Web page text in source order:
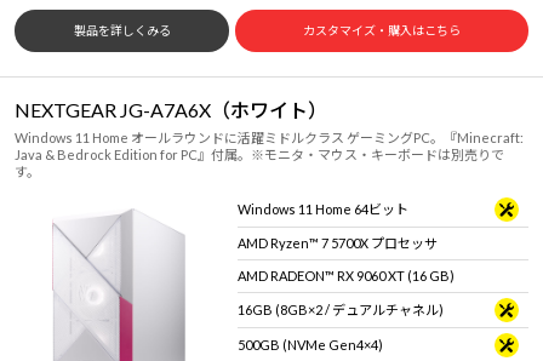
製品を詳しくみる カスタマイズ・購入はこちら
NEXTGEAR JG-A7A6X（ホワイト）
Windows 11 Home オールラウンドに活躍ミドルクラス ゲーミングPC。『Minecraft:
Java & Bedrock Edition for PC』付属。※モニタ・マウス・キーボードは別売りで
す。
Windows 11 Home 64ビット
AMD Ryzen™ 7 5700X プロセッサ
AMD RADEON™ RX 9060 XT (16 GB)
16GB (8GB×2 / デュアルチャネル)
500GB (NVMe Gen4×4)